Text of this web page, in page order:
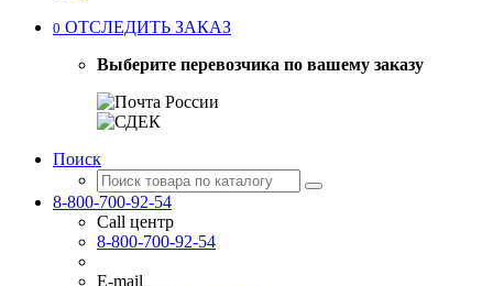
0 ОТСЛЕДИТЬ ЗАКАЗ
Выберите перевозчика по вашему заказу
Поиск
8-800-700-92-54
Call центр
8-800-700-92-54
E-mail